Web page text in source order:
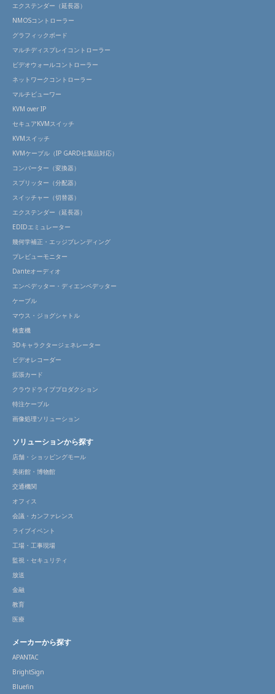
エクステンダー（延長器）
NMOSコントローラー
グラフィックボード
マルチディスプレイコントローラー
ビデオウォールコントローラー
ネットワークコントローラー
マルチビューワー
KVM over IP
セキュアKVMスイッチ
KVMスイッチ
KVMケーブル（IP GARD社製品対応）
コンバーター（変換器）
スプリッター（分配器）
スイッチャー（切替器）
エクステンダー（延長器）
EDIDエミュレーター
幾何学補正・エッジブレンディング
プレビューモニター
Danteオーディオ
エンベデッター・ディエンベデッター
ケーブル
マウス・ジョグシャトル
検査機
3Dキャラクタージェネレーター
ビデオレコーダー
拡張カード
クラウドライブプロダクション
特注ケーブル
画像処理ソリューション
ソリューションから探す
店舗・ショッピングモール
美術館・博物館
交通機関
オフィス
会議・カンファレンス
ライブイベント
工場・工事現場
監視・セキュリティ
放送
金融
教育
医療
メーカーから探す
APANTAC
BrightSign
Bluefin